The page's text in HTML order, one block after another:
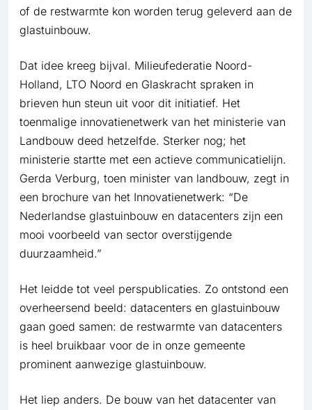
of de restwarmte kon worden terug geleverd aan de
glastuinbouw.
Dat idee kreeg bijval. Milieufederatie Noord-
Holland, LTO Noord en Glaskracht spraken in
brieven hun steun uit voor dit initiatief. Het
toenmalige innovatienetwerk van het ministerie van
Landbouw deed hetzelfde. Sterker nog; het
ministerie startte met een actieve communicatielijn.
Gerda Verburg, toen minister van landbouw, zegt in
een brochure van het Innovatienetwerk: “De
Nederlandse glastuinbouw en datacenters zijn een
mooi voorbeeld van sector overstijgende
duurzaamheid.”
Het leidde tot veel perspublicaties. Zo ontstond een
overheersend beeld: datacenters en glastuinbouw
gaan goed samen: de restwarmte van datacenters
is heel bruikbaar voor de in onze gemeente
prominent aanwezige glastuinbouw.
Het liep anders. De bouw van het datacenter van